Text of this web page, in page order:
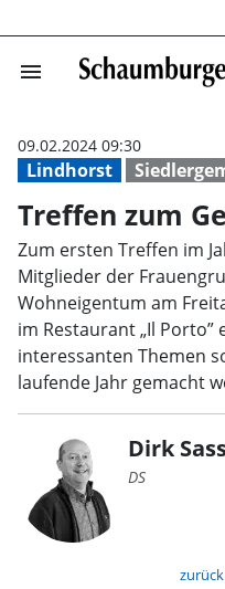
menu
Lindhorst
09.02.2024 09:30
Treffen zum
Zum ersten Treffen im
Mitglieder der
Wohneigentum am
im Restaurant „Il Porto”
interessanten Themen
laufende Jahr gemacht
Dirk
DS